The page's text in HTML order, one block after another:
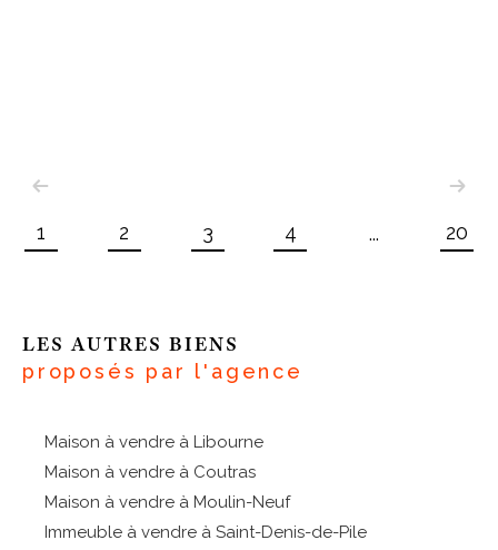
1 2 3 4 ... 20
LES AUTRES BIENS
proposés par l'agence
Maison à vendre à Libourne
Maison à vendre à Coutras
Maison à vendre à Moulin-Neuf
Immeuble à vendre à Saint-Denis-de-Pile